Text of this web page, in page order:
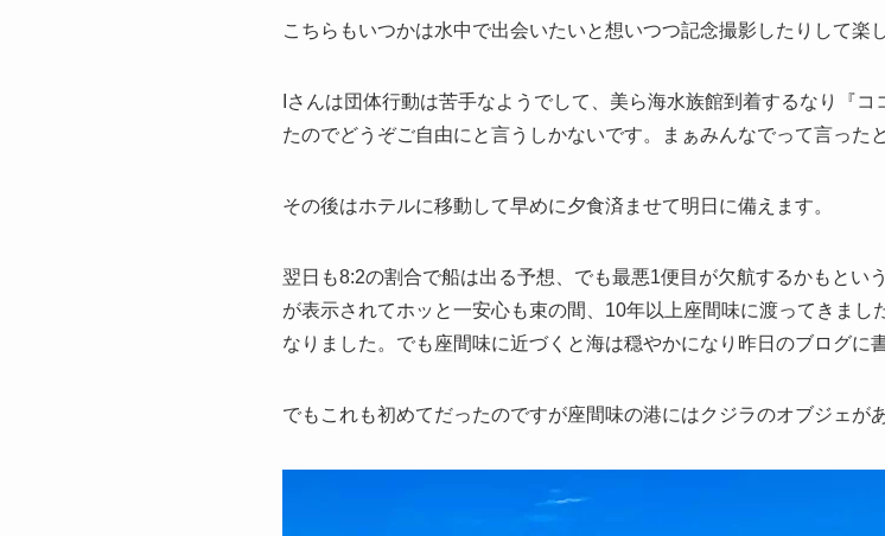
こちらもいつかは水中で出会いたいと想いつつ記念撮影したりして楽
Iさんは団体行動は苦手なようでして、美ら海水族館到着するなり『
たのでどうぞご自由にと言うしかないです。まぁみんなでって言った
その後はホテルに移動して早めに夕食済ませて明日に備えます。
翌日も8:2の割合で船は出る予想、でも最悪1便目が欠航するかもとい
が表示されてホッと一安心も束の間、10年以上座間味に渡ってきま
なりました。でも座間味に近づくと海は穏やかになり昨日のブログに
でもこれも初めてだったのですが座間味の港にはクジラのオブジェが